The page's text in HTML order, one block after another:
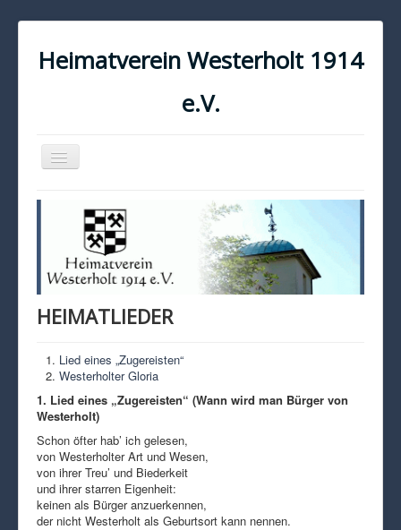
Heimatverein Westerholt 1914
e.V.
Navigation
an/aus
KONTAKT
IMPRESSUM
DATENSCHUTZ
HEIMATLIEDER
Lied eines „Zugereisten“
Westerholter Gloria
1. Lied eines „Zugereisten“ (Wann wird man Bürger von
Westerholt)
Schon öfter hab’ ich gelesen,
von Westerholter Art und Wesen,
von ihrer Treu’ und Biederkeit
und ihrer starren Eigenheit:
keinen als Bürger anzuerkennen,
der nicht Westerholt als Geburtsort kann nennen.